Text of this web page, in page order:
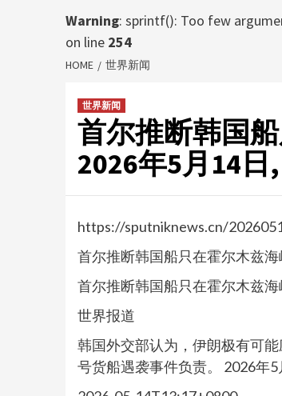
Warning: sprintf(): Too few
on line 254
HOME 世界新闻
世界新闻
首尔推断韩国
2026年5月14日
https://sputniknews.cn/
首尔推断韩国船只在霍尔木兹
首尔推断韩国船只在霍尔木兹
世界报道
韩国外交部认为，伊朗极有可
号货船遇袭事件负责。 2026年5